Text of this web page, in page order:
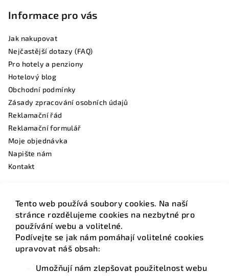
Tento web používá soubory cookies. Na naší
stránce rozdělujeme cookies na nezbytné pro
používání webu a volitelné.
Podívejte se jak nám pomáhají volitelné cookies
upravovat náš obsah:
Umožňují nám zlepšovat použitelnost webu
Informace pro vás
Jak nakupovat
Nejčastější dotazy (FAQ)
Pro hotely a penziony
Hotelový blog
Obchodní podmínky
Zásady zpracování osobních údajů
Reklamační řád
Reklamační formulář
Moje objednávka
Napište nám
Kontakt
Facebook